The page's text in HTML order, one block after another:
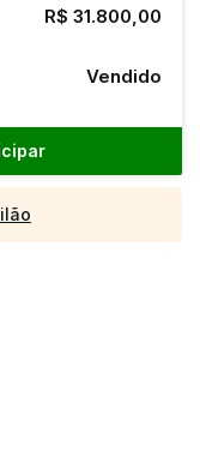
R$ 31.800,00
Vendido